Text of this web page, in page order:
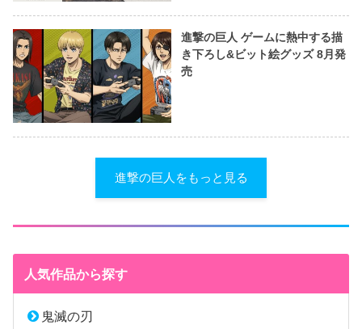
進撃の巨人 ゲームに熱中する描
き下ろし&ビット絵グッズ 8月発
売
進撃の巨人をもっと見る
人気作品から探す
鬼滅の刃